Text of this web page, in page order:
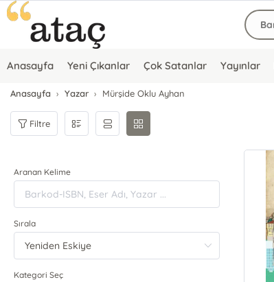
Anasayfa Yeni Çıkanlar Çok Satanlar Yayınlar
Anasayfa Yazar Mürşide Oklu Ayhan
Filtre
Aranan Kelime
Sırala
Kategori Seç